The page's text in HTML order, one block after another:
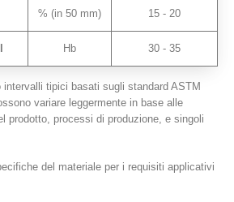
% (in 50 mm) 15 - 20
Hb 30 - 35
intervalli tipici basati sugli standard ASTM
variare leggermente in base alle
prodotto, processi di produzione, e singoli
del materiale per i requisiti applicativi